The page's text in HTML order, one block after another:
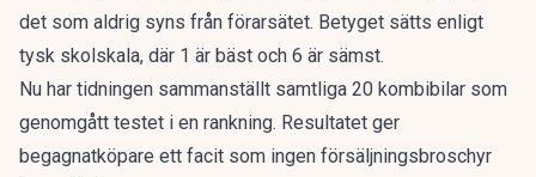
det som aldrig syns från förarsätet. Betyget sätts enligt
tysk skolskala, där 1 är bäst och 6 är sämst.
Nu har tidningen sammanställt samtliga 20 kombibilar som
genomgått testet i en rankning. Resultatet ger
begagnatköpare ett facit som ingen försäljningsbroschyr